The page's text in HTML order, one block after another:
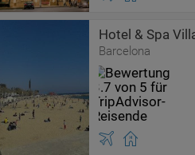
Hotel & Spa
Barcelona